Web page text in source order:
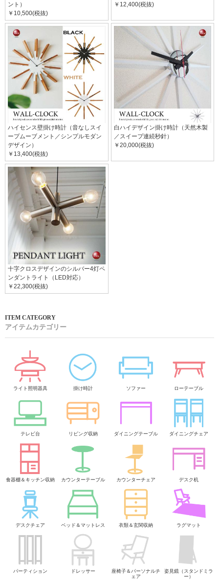
ント）
￥10,500(税抜)
￥12,400(税抜)
ハイセンス壁掛け時計（音なしスイ
ープムーブメント／シンプルモダン
デザイン）
￥13,400(税抜)
白ハイデザイン掛け時計（天然木製
／スイープ連続秒針）
￥20,000(税抜)
十字クロスデザインのシルバー4灯ペ
ンダントライト（LED対応）
￥22,300(税抜)
アイテムカテゴリー
ライト照明器具 掛け時計 ソファー ローテーブル
テレビ台 リビング収納 ダイニングテーブル ダイニングチェア
食器棚＆キッチン収納 カウンターテーブル カウンターチェア デスク机
デスクチェア ベッド＆マットレス 衣類＆玄関収納 ラグマット
パーティション ドレッサー
座椅子＆パーソナルチ
ェア
姿見鏡（スタンドミラ
ー）